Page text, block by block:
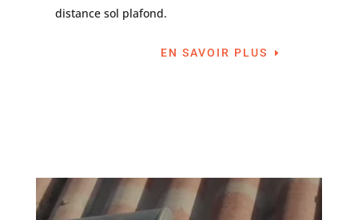
distance sol plafond.
EN SAVOIR PLUS